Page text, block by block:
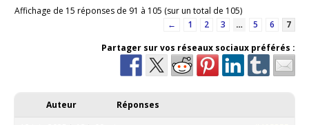
Affichage de 15 réponses de 91 à 105 (sur un total de 105)
←
1 2 3 … 5 6
7
Partager sur vos réseaux sociaux préférés :
Auteur Réponses